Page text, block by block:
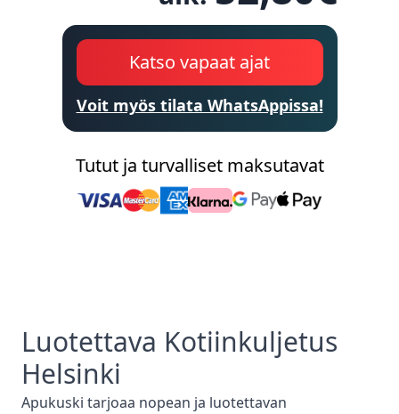
Katso vapaat ajat
Voit myös tilata WhatsAppissa!
Tutut ja turvalliset maksutavat
Luotettava Kotiinkuljetus
Helsinki
Apukuski tarjoaa nopean ja luotettavan